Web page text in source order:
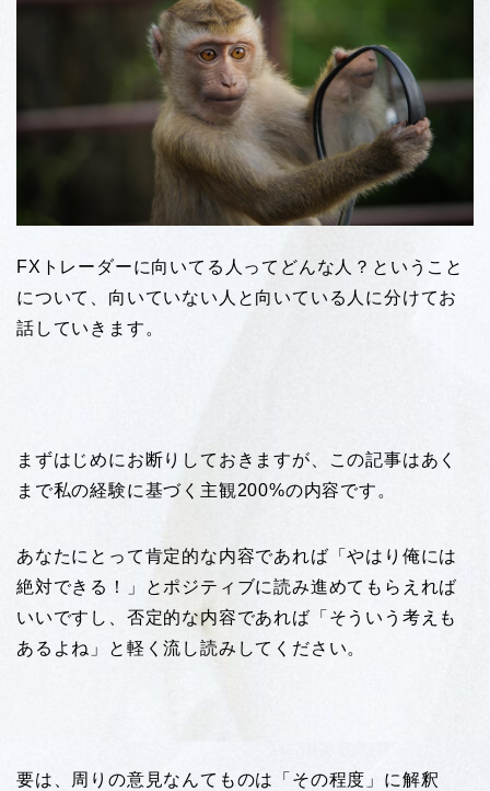
FXトレーダーに向いてる人ってどんな人？ということ
について、向いていない人と向いている人に分けてお
話していきます。
まずはじめにお断りしておきますが、この記事はあく
まで私の経験に基づく主観200%の内容です。
あなたにとって肯定的な内容であれば「やはり俺には
絶対できる！」とポジティブに読み進めてもらえれば
いいですし、否定的な内容であれば「そういう考えも
あるよね」と軽く流し読みしてください。
要は、周りの意見なんてものは「その程度」に解釈